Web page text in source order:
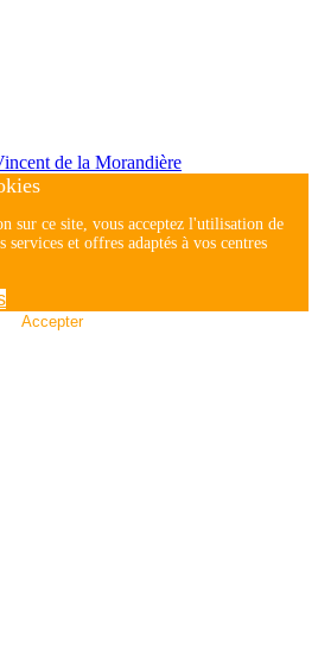
de la Morandière
sur ce site, vous acceptez l'utilisation de
services et offres adaptés à vos centres
Accepter